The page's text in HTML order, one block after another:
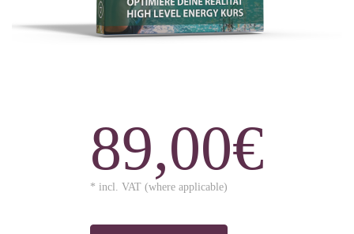
89,00€
* incl. VAT (where applicable)